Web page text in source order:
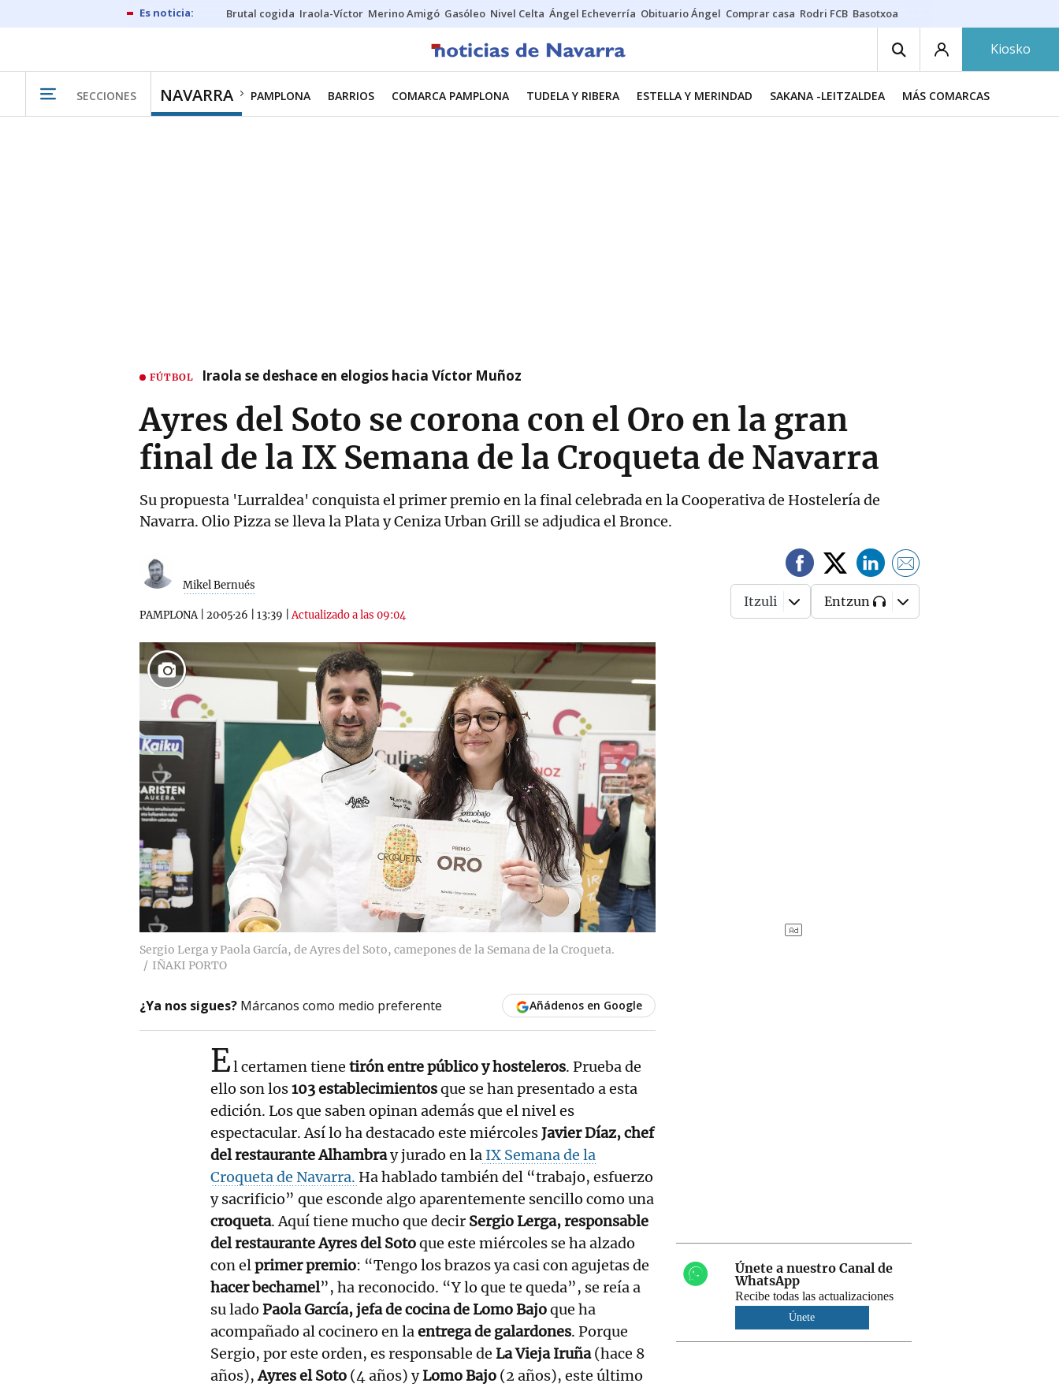
Brutal cogida Iraola-Víctor Merino Amigó Gasóleo Nivel Celta Ángel Echeverría Obituario Ángel Comprar casa Rodri FCB Basotxoa
Kiosko
SECCIONES NAVARRA PAMPLONA BARRIOS COMARCA PAMPLONA TUDELA Y RIBERA ESTELLA Y MERINDAD SAKANA -LEITZALDEA MÁS COMARCAS
FÚTBOL Iraola se deshace en elogios hacia Víctor Muñoz
Ayres del Soto se corona con el Oro en la gran
final de la IX Semana de la Croqueta de Navarra
Su propuesta 'Lurraldea' conquista el primer premio en la final celebrada en la Cooperativa de Hostelería de
Navarra. Olio Pizza se lleva la Plata y Ceniza Urban Grill se adjudica el Bronce.
Mikel Bernués
PAMPLONA| 20·05·26 13:39 |Actualizado a las 09:04
Itzuli Entzun
37
Sergio Lerga y Paola García, de Ayres del Soto, camepones de la Semana de la Croqueta.
IÑAKI PORTO
¿Ya nos sigues? Márcanos como medio preferente Añádenos en Google
El certamen tiene tirón entre público y hosteleros. Prueba de
ello son los103 establecimientosque se han presentado a esta
edición. Los que saben opinan además que el nivel es
espectacular. Así lo ha destacado este miércolesJavier Díaz, chef
del restaurante Alhambray jurado en la IX Semana de la
Croqueta de Navarra. Ha hablado también del “trabajo, esfuerzo
y sacrificio” que esconde algo aparentemente sencillo como una
croqueta. Aquí tiene mucho que decir Sergio Lerga, responsable
del restaurante Ayres del Sotoque este miércoles se ha alzado
con elprimer premio: “Tengo los brazos ya casi con agujetas de
hacer bechamel”, ha reconocido. “Y lo que te queda”, se reía a
su lado Paola García, jefa de cocina de Lomo Bajoque ha
acompañado al cocinero en laentrega de galardones. Porque
Sergio, por este orden, es responsable de La Vieja Iruña(hace 8
años),Ayres el Soto (4 años) yLomo Bajo (2 años), este último
Únete a nuestro Canal de
WhatsApp
Recibe todas las actualizaciones
Únete